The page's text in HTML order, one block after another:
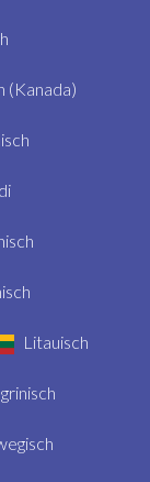
(Kanada)
Litauisch